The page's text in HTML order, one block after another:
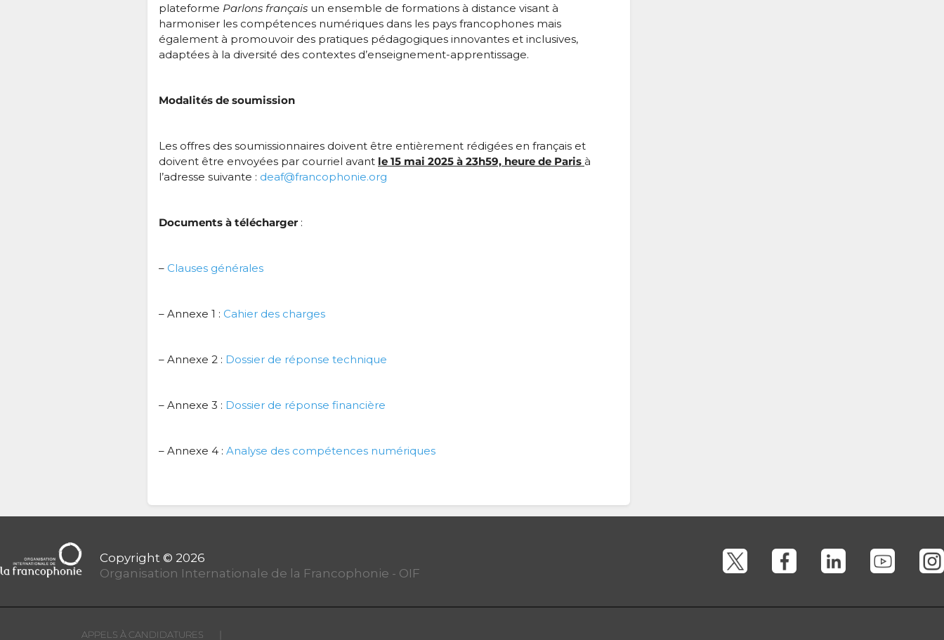
plateforme Parlons français un ensemble de formations à distance visant à
harmoniser les compétences numériques dans les pays francophones mais
également à promouvoir des pratiques pédagogiques innovantes et inclusives,
adaptées à la diversité des contextes d’enseignement-apprentissage.
Modalités de soumission
Les offres des soumissionnaires doivent être entièrement rédigées en français et
doivent être envoyées par courriel avant le 15 mai 2025 à 23h59, heure de Paris à
l’adresse suivante : deaf@francophonie.org
Documents à télécharger :
– Clauses générales
– Annexe 1 : Cahier des charges
– Annexe 2 : Dossier de réponse technique
– Annexe 3 : Dossier de réponse financière
– Annexe 4 : Analyse des compétences numériques
APPELS À CANDIDATURES
Organisation Internationale de la Francophonie - OIF